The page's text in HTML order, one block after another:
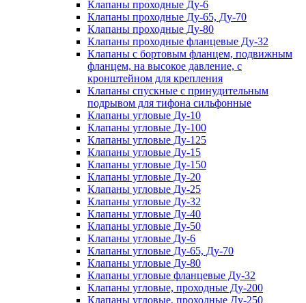
Клапаны проходные Ду-6
Клапаны проходные Ду-65, Ду-70
Клапаны проходные Ду-80
Клапаны проходные фланцевые Ду-32
Клапаны с бортовым фланцем, подвижным
фланцем, на высокое давление, с
кронштейном для крепления
Клапаны спускные с принудительным
подрывом для тифона сильфонные
Клапаны угловые Ду-10
Клапаны угловые Ду-100
Клапаны угловые Ду-125
Клапаны угловые Ду-15
Клапаны угловые Ду-150
Клапаны угловые Ду-20
Клапаны угловые Ду-25
Клапаны угловые Ду-32
Клапаны угловые Ду-40
Клапаны угловые Ду-50
Клапаны угловые Ду-6
Клапаны угловые Ду-65, Ду-70
Клапаны угловые Ду-80
Клапаны угловые фланцевые Ду-32
Клапаны угловые, проходные Ду-200
Клапаны угловые, проходные Ду-250